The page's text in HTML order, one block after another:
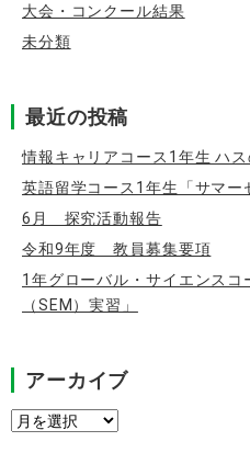
大会・コンクール結果
未分類
最近の投稿
情報キャリアコース1年生 ハ
英語留学コース1年生「サマー
6月 探究活動報告
令和9年度 教員募集要項
1年グローバル・サイエンス
（SEM）実習」
アーカイブ
ア